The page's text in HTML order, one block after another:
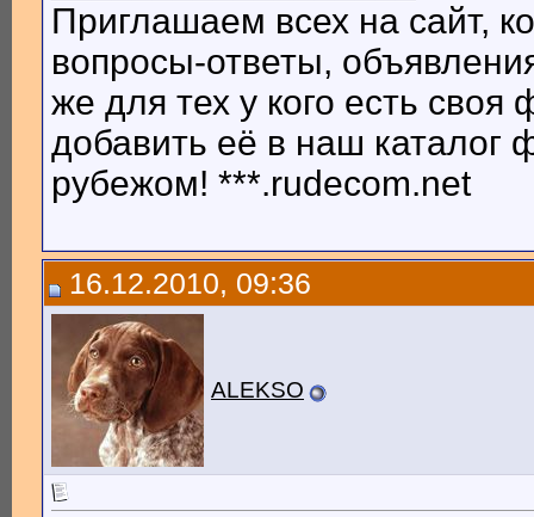
Приглашаем всех на сайт,
вопросы-ответы,
же для тех у кого есть
добавить её в наш
рубежом! ***.rudecom.net
16.12.2010, 09:36
ALEKSO